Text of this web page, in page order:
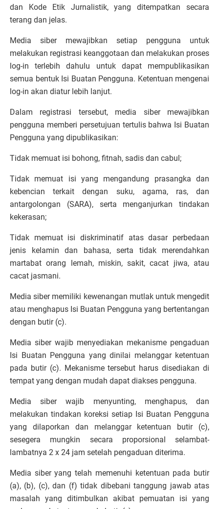
dan Kode Etik Jurnalistik, yang ditempatkan secara
terang dan jelas.
Media siber mewajibkan setiap pengguna untuk
melakukan registrasi keanggotaan dan melakukan proses
log-in terlebih dahulu untuk dapat mempublikasikan
semua bentuk Isi Buatan Pengguna. Ketentuan mengenai
log-in akan diatur lebih lanjut.
Dalam registrasi tersebut, media siber mewajibkan
pengguna memberi persetujuan tertulis bahwa Isi Buatan
Pengguna yang dipublikasikan:
Tidak memuat isi bohong, fitnah, sadis dan cabul;
Tidak memuat isi yang mengandung prasangka dan
kebencian terkait dengan suku, agama, ras, dan
antargolongan (SARA), serta menganjurkan tindakan
kekerasan;
Tidak memuat isi diskriminatif atas dasar perbedaan
jenis kelamin dan bahasa, serta tidak merendahkan
martabat orang lemah, miskin, sakit, cacat jiwa, atau
cacat jasmani.
Media siber memiliki kewenangan mutlak untuk mengedit
atau menghapus Isi Buatan Pengguna yang bertentangan
dengan butir (c).
Media siber wajib menyediakan mekanisme pengaduan
Isi Buatan Pengguna yang dinilai melanggar ketentuan
pada butir (c). Mekanisme tersebut harus disediakan di
tempat yang dengan mudah dapat diakses pengguna.
Media siber wajib menyunting, menghapus, dan
melakukan tindakan koreksi setiap Isi Buatan Pengguna
yang dilaporkan dan melanggar ketentuan butir (c),
sesegera mungkin secara proporsional selambat-
lambatnya 2 x 24 jam setelah pengaduan diterima.
Media siber yang telah memenuhi ketentuan pada butir
(a), (b), (c), dan (f) tidak dibebani tanggung jawab atas
masalah yang ditimbulkan akibat pemuatan isi yang